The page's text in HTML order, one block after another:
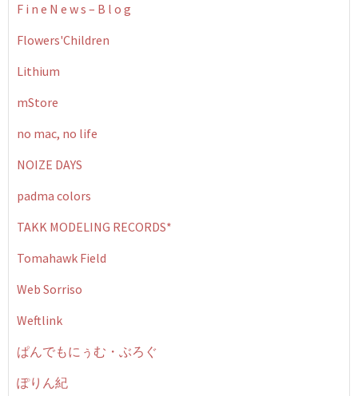
F i n e N e w s – B l o g
Flowers'Children
Lithium
mStore
no mac, no life
NOIZE DAYS
padma colors
TAKK MODELING RECORDS*
Tomahawk Field
Web Sorriso
Weftlink
ぱんでもにぅむ・ぶろぐ
ぽりん紀